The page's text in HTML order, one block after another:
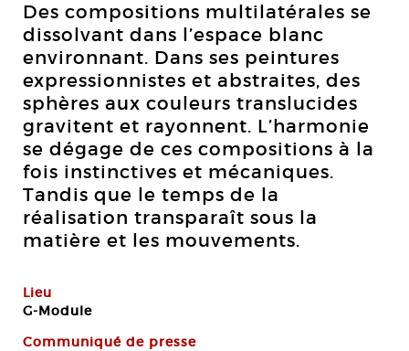
Des compositions multilatérales se
dissolvant dans l’espace blanc
environnant. Dans ses peintures
expressionnistes et abstraites, des
sphères aux couleurs translucides
gravitent et rayonnent. L’harmonie
se dégage de ces compositions à la
fois instinctives et mécaniques.
Tandis que le temps de la
réalisation transparaît sous la
matière et les mouvements.
Lieu
G-Module
Communiqué de presse